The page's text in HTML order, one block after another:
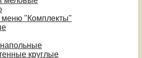
"Комплекты"
круглые